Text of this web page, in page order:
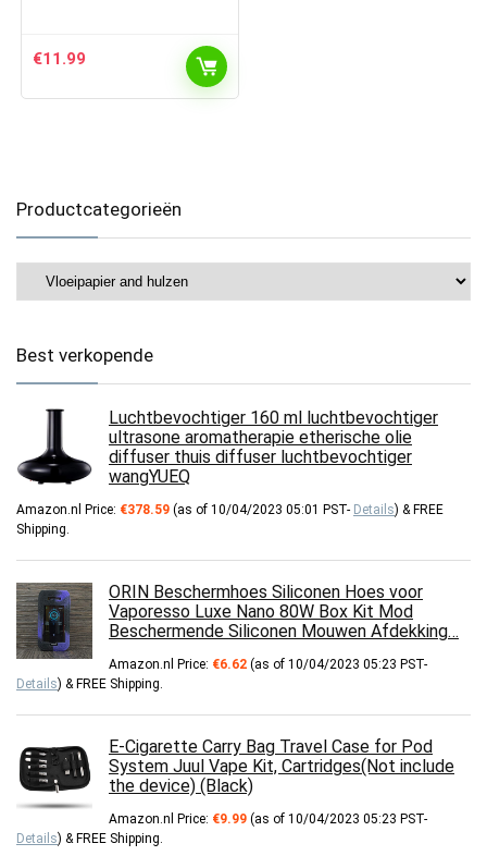
€11.99
Productcategorieën
Best verkopende
Luchtbevochtiger 160 ml luchtbevochtiger
ultrasone aromatherapie etherische olie
diffuser thuis diffuser luchtbevochtiger
wangYUEQ
Amazon.nl Price: €378.59 (as of 10/04/2023 05:01 PST- Details) & FREE
Shipping.
ORIN Beschermhoes Siliconen Hoes voor
Vaporesso Luxe Nano 80W Box Kit Mod
Beschermende Siliconen Mouwen Afdekking…
Amazon.nl Price: €6.62 (as of 10/04/2023 05:23 PST-
Details) & FREE Shipping.
E-Cigarette Carry Bag Travel Case for Pod
System Juul Vape Kit, Cartridges(Not include
the device) (Black)
Amazon.nl Price: €9.99 (as of 10/04/2023 05:23 PST-
Details) & FREE Shipping.